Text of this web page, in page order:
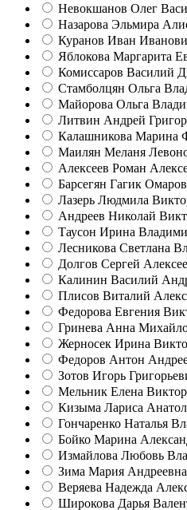
Невокшанов Олег
Назарова Эльмира
Куранов Иван
Яблокова Маргарита
Комиссаров Василий
Стамболцян Ольга
Майорова Ольга
Литвин Андрей
Калашникова Марина
Маилян Меланя
Алексеев Роман
Барсегян Гагик
Лазерь Людмила
Андреев Николай
Таусон Ирина
Лесникова Светлана
Долгов Сергей
Калинин Василий
Плисов Виталий
Федорова Евгения
Гринева Анна
Жерносек Ирина
Федоров Антон
Зотов Игорь
Мельник Елена
Кизыма Лариса
Гончаренко Наталья
Бойко Марина
Измайлова Любовь
Зима Мария Андреевна
Веряева Надежда
Широкова Дарья